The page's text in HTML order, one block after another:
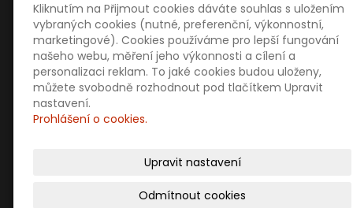
Sociální sítě
Prodejní informace
Obchodní podmínky
Ochrana osobních údajů
Kliknutím na Přijmout cookies dáváte souhlas s uložením
vybraných cookies (nutné, preferenční, výkonnostní,
marketingové). Cookies používáme pro lepší fungování
našeho webu, měření jeho výkonnosti a cílení a
personalizaci reklam. To jaké cookies budou uloženy,
můžete svobodně rozhodnout pod tlačítkem Upravit
nastavení.
Prohlášení o cookies.
Upravit nastavení
Odmítnout cookies